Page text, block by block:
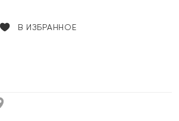
В ИЗБРАННОЕ